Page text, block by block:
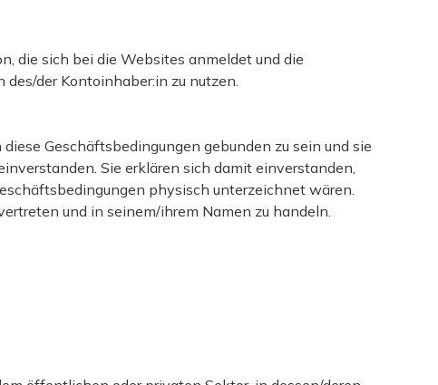
die sich bei die Websites anmeldet und die
der Kontoinhaber:in zu nutzen.
Geschäftsbedingungen gebunden zu sein und sie
Sie erklären sich damit einverstanden,
physisch unterzeichnet wären.